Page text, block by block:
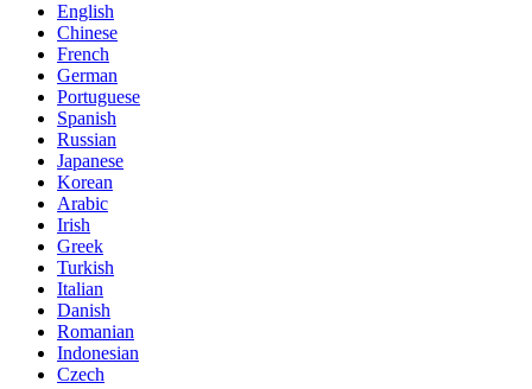
English
Chinese
French
German
Portuguese
Spanish
Russian
Japanese
Korean
Arabic
Irish
Greek
Turkish
Italian
Danish
Romanian
Indonesian
Czech